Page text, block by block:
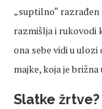
„suptilno“ razrađen
razmišlja i rukovodi
ona sebe vidi u
majke, koja je
Slatke